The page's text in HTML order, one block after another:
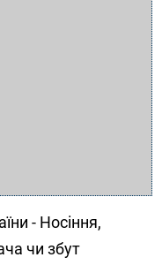
- Носіння,
чи збут